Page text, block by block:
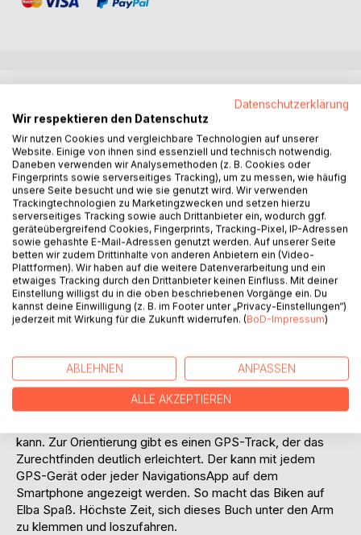
Eine Online-Karte aller Touren sowie Hinweise zu
Änderungen nach der aktuellen Auflage findet man hier:
www.gps-bikeguide.com/elba
---------------------------------------------------------
Elba - was für eine tolle Insel zum Mountainbiken. Kompakt
und äußerst vielfältig - jede Tour mit traumhaften
Ausblicken aufs Mittelmeer - Trails von hart bis herzlich.
Bikerherz, was willst du mehr? Andreas Albrecht wird euch
mit seiner Begeisterung anstecken. Akribisch hat er die
gesamte Insel unter die Lupe genommen.
Herausgekommen sind echte Albrecht-Routen, mit Liebe
zum Detail recherchiert und sauber dokumentiert. Die
Teilbereichen: Elba-Umrundung, Kammquerung in einzelnen
Abschnitten und 40 Rundtouren, die von verschiedenen
Standorten aus daran anknüpfen. Damit ist ein sehr
flexibles Baukastensystem entstanden, mit dem man sich
kann. Zur Orientierung gibt es einen GPS-Track, der das
Zurechtfinden deutlich erleichtert. Der kann mit jedem
GPS-Gerät oder jeder NavigationsApp auf dem
Smartphone angezeigt werden. So macht das Biken auf
Elba Spaß. Höchste Zeit, sich dieses Buch unter den Arm
zu klemmen und loszufahren.
Datenschutzerklärung
Wir respektieren den Datenschutz
Wir nutzen Cookies und vergleichbare Technologien auf unserer
Website. Einige von ihnen sind essenziell und technisch notwendig.
Daneben verwenden wir Analysemethoden (z. B. Cookies oder
Fingerprints sowie serverseitiges Tracking), um zu messen, wie häufig
unsere Seite besucht und wie sie genutzt wird. Wir verwenden
Trackingtechnologien zu Marketingzwecken und setzen hierzu
serverseitiges Tracking sowie auch Drittanbieter ein, wodurch ggf.
geräteübergreifend Cookies, Fingerprints, Tracking-Pixel, IP-Adressen
sowie gehashte E-Mail-Adressen genutzt werden. Auf unserer Seite
betten wir zudem Drittinhalte von anderen Anbietern ein (Video-
Plattformen). Wir haben auf die weitere Datenverarbeitung und ein
etwaiges Tracking durch den Drittanbieter keinen Einfluss. Mit deiner
Einstellung willigst du in die oben beschriebenen Vorgänge ein. Du
kannst deine Einwilligung (z. B. im Footer unter „Privacy-Einstellungen“)
jederzeit mit Wirkung für die Zukunft widerrufen. (BoD-Impressum)
ABLEHNEN ANPASSEN
ALLE AKZEPTIEREN